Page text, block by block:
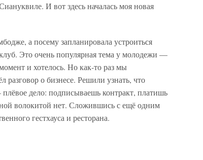
И вот здесь началась моя новая
а посему запланировала устроиться
Это очень популярная тема у молодежи —
и хотелось. Но как-то раз мы
разговор о бизнесе. Решили узнать, что
дело: подписываешь контракт, платишь
волокитой нет. Сложившись с ещё одним
гестхауса и ресторана.